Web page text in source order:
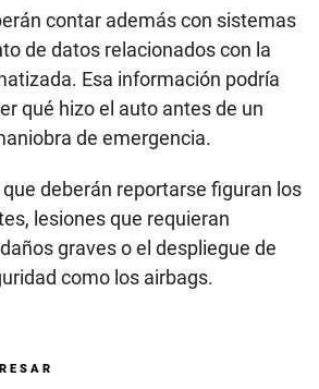
contar además con sistemas
de datos relacionados con la
Esa información podría
qué hizo el auto antes de un
de emergencia.
deberán reportarse figuran los
lesiones que requieran
graves o el despliegue de
como los airbags.